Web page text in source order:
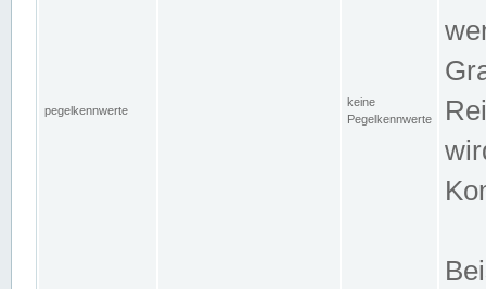
pegelkennwerte
keine
Pegelkennwerte